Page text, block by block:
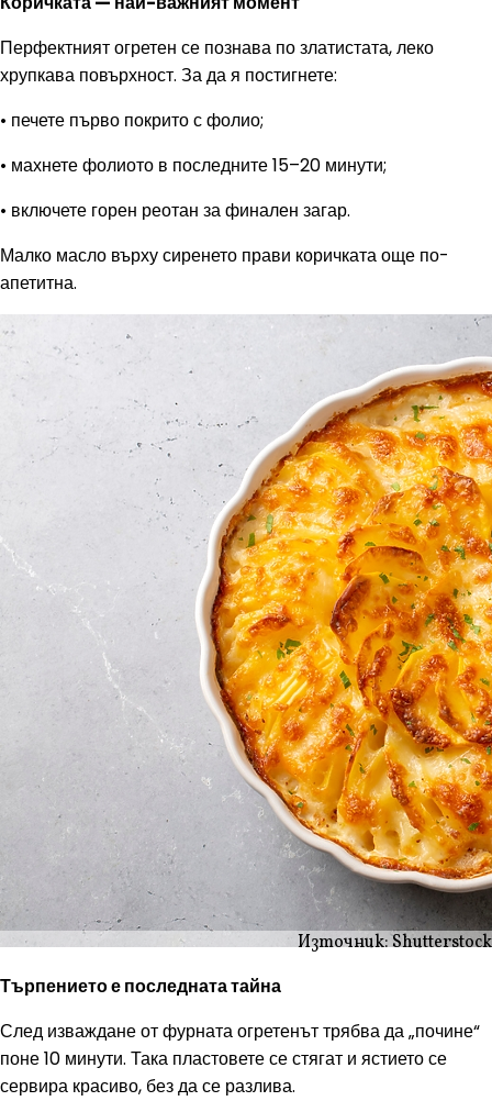
Перфектният огретен се познава по златистата, леко
хрупкава повърхност. За да я постигнете:
• печете първо покрито с фолио;
• махнете фолиото в последните 15–20 минути;
• включете горен реотан за финален загар.
Малко масло върху сиренето прави коричката още по-
апетитна.
Източник: Shutterstock
Търпението е последната тайна
След изваждане от фурната огретенът трябва да „почине“
поне 10 минути. Така пластовете се стягат и ястието се
сервира красиво, без да се разлива.